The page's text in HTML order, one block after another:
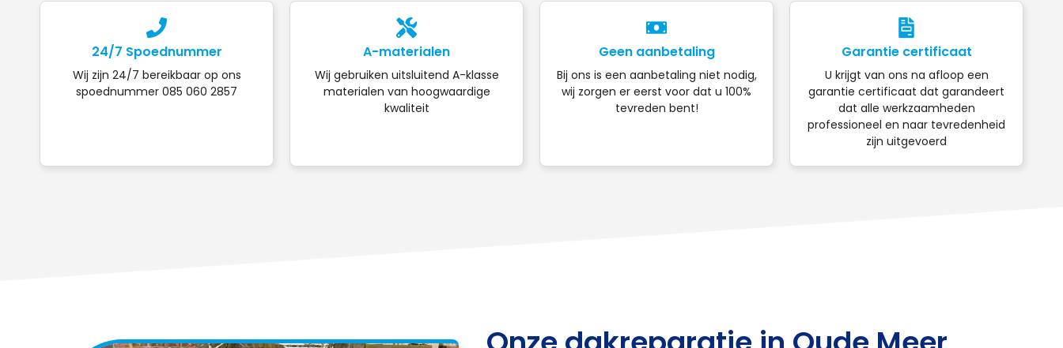
24/7 Spoednummer
Wij zijn 24/7 bereikbaar op ons
spoednummer 085 060 2857
A-materialen
Wij gebruiken uitsluitend A-klasse
materialen van hoogwaardige
kwaliteit
Geen aanbetaling
Bij ons is een aanbetaling niet nodig,
wij zorgen er eerst voor dat u 100%
tevreden bent!
Garantie certificaat
U krijgt van ons na afloop een
garantie certificaat dat garandeert
dat alle werkzaamheden
professioneel en naar tevredenheid
zijn uitgevoerd